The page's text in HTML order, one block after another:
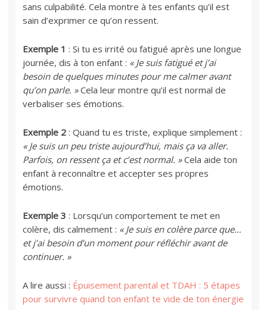
sans culpabilité. Cela montre à tes enfants qu’il est
sain d’exprimer ce qu’on ressent.
Exemple 1 : Si tu es irrité ou fatigué après une longue
journée, dis à ton enfant : « Je suis fatigué et j’ai
besoin de quelques minutes pour me calmer avant
qu’on parle. »Cela leur montre qu’il est normal de
verbaliser ses émotions.
Exemple 2 : Quand tu es triste, explique simplement :
« Je suis un peu triste aujourd’hui, mais ça va aller.
Parfois, on ressent ça et c’est normal. »Cela aide ton
enfant à reconnaître et accepter ses propres
émotions.
Exemple 3 : Lorsqu’un comportement te met en
colère, dis calmement : « Je suis en colère parce que…
et j’ai besoin d’un moment pour réfléchir avant de
continuer. »
A lire aussi : Épuisement parental et TDAH : 5 étapes
pour survivre quand ton enfant te vide de ton énergie